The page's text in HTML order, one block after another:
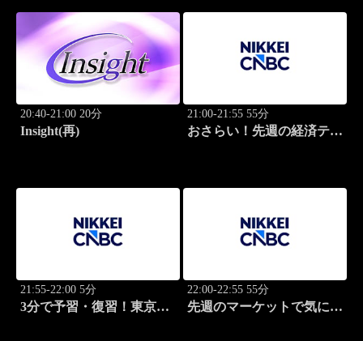
20:40-21:00 20分
Insight(再)
21:00-21:55 55分
おさらい！先週の経済テー
21:55-22:00 5分
3分で予習・復習！東京市
22:00-22:55 55分
先週のマーケットで気にな